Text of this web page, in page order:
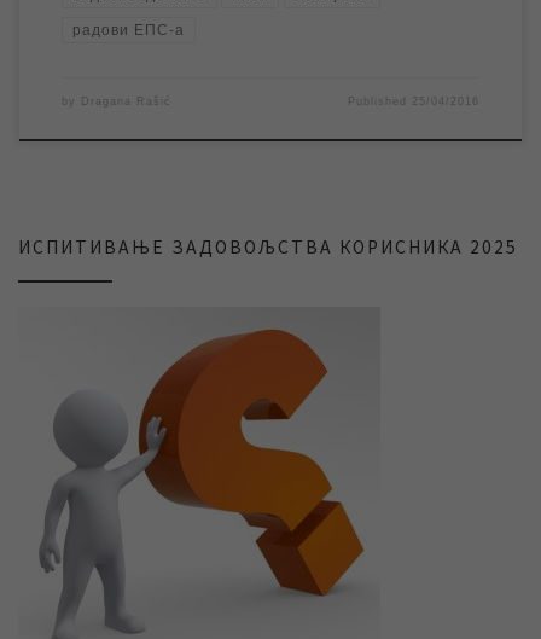
радови ЕПС-а
by Dragana Rašić Published 25/04/2016
ИСПИТИВАЊЕ ЗАДОВОЉСТВА КОРИСНИКА 2025